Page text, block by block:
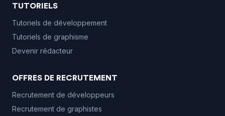
TUTORIELS
Tutoriels de développement
Tutoriels de graphisme
Devenir rédacteur
OFFRES DE RECRUTEMENT
Recrutement de développeurs
Recrutement de graphistes